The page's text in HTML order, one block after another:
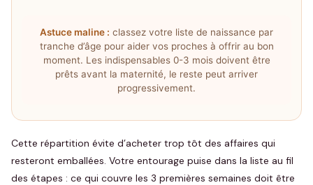
Astuce maline : classez votre liste de naissance par
tranche d’âge pour aider vos proches à offrir au bon
moment. Les indispensables 0-3 mois doivent être
prêts avant la maternité, le reste peut arriver
progressivement.
Cette répartition évite d’acheter trop tôt des affaires qui
resteront emballées. Votre entourage puise dans la liste au fil
des étapes : ce qui couvre les 3 premières semaines doit être